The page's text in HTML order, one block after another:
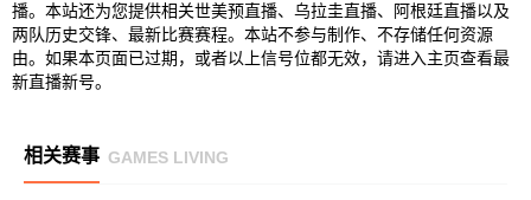
播。本站还为您提供相关世美预直播、乌拉圭直播、阿根廷直播以及
两队历史交锋、最新比赛赛程。本站不参与制作、不存储任何资源
由。如果本页面已过期，或者以上信号位都无效，请进入主页查看最
新直播新号。
相关赛事 GAMES LIVING